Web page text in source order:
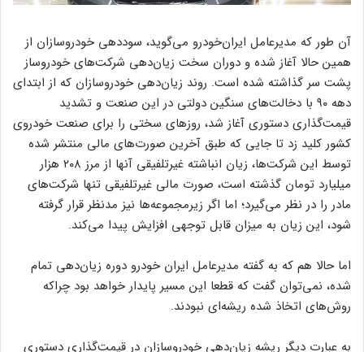
آن طور که مدیرعامل ایران‌خودرو می‌گوید، سوددهی خودروسازان از
همین حالا آغاز شده و دوران سخت زیان‌دهی شرکت‌های خودروساز
پشت سر گذاشته شده است. روند زیان‌دهی خودروسازان که از ابتدای
دهه ۹۰ با دخالت‌های سنگین دولتی در این صنعت و تشدید
قیمت‌گذاری دستوری آغاز شد، روزهای سختی را برای صنعت خودروی
کشور کلید زد تا جایی که طبق آخرین صورت‌های مالی منتشر شده
توسط این شرکت‌ها، زیان انباشته غیرتلفیقی آنها از مرز ۲۰۸ هزار
میلیارد تومان گذشته است، صورت مالی غیرتلفیقی تنها شرکت‌های
مادر را در نظر می‌گیرد؛ اما اگر زیرمجموعه‌ها نیز مدنظر قرار گرفته
شود، این زیان به میزان قابل توجهی افزایش پیدا می‌کند.
اما حالا هم که به گفته مدیرعامل ایران خودرو دوره زیان‌دهی تمام
شده، نمی‌توان گفت که قطعا این مسیر پایدار خواهد بود چراکه
روش‌های اتخاذ شده ریشه‌ای نبودند.
به عبارت دیگر ریشه زیان‌دهی خودروسازان در قیمت‌گذاری دستوری